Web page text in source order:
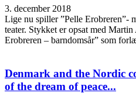
3. december 2018
Lige nu spiller ”Pelle Erobreren”-
teater. Stykket er opsat med
Erobreren – barndomsår” som
Denmark and the Nordic
of the dream of peace...